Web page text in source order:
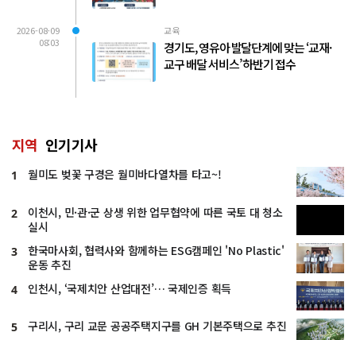
2026-08-09
08:03
교육
경기도, 영유아 발달단계에 맞는 ‘교재·
교구 배달 서비스’ 하반기 접수
지역 인기기사
1 월미도 벚꽃 구경은 월미바다열차를 타고~!
2
이천시, 민·관·군 상생 위한 업무협약에 따른 국토 대 청소
실시
3
한국마사회, 협력사와 함께하는 ESG캠페인 'No Plastic'
운동 추진
4 인천시, ‘국제치안 산업대전’… 국제인증 획득
5 구리시, 구리 교문 공공주택지구를 GH 기본주택으로 추진